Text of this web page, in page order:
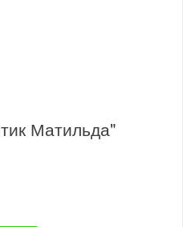
Матильда"